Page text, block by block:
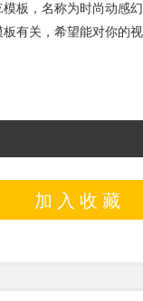
板，名称为时尚动感
有关，希望能对你的
加入收藏